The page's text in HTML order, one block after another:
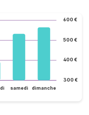
300 €
400 €
500 €
600 €
samedi dimanche